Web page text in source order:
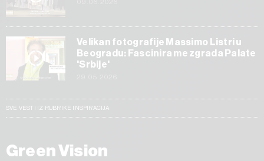
Velikan fotografije Massimo Listri u
Beogradu: Fascinira me zgrada Palate
'Srbije'
SVE VESTI IZ RUBRIKE INSPIRACIJA
Green Vision